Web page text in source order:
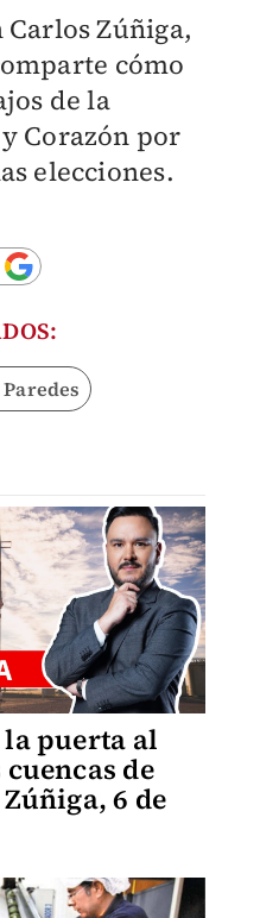
Zúñiga,
cómo
de la
Corazón por
elecciones.
puerta al
de
6 de